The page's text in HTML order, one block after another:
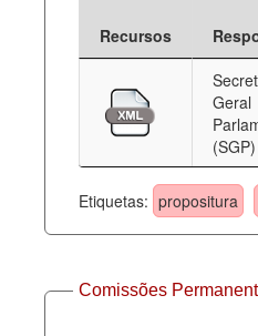
Deputados Estaduais
Administração
Agenda
Perguntas frequentes
Contato
Recursos
Geral
(SGP)
Etiquetas: propositura
Comissões